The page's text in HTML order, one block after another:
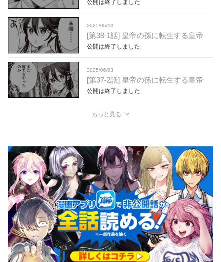
公開は終了しました
2025/06/10
[第38-1話] 皇帝の孫に転生する皇帝
公開は終了しました
2025/06/03
[第37-2話] 皇帝の孫に転生する皇帝
公開は終了しました
もっと見る